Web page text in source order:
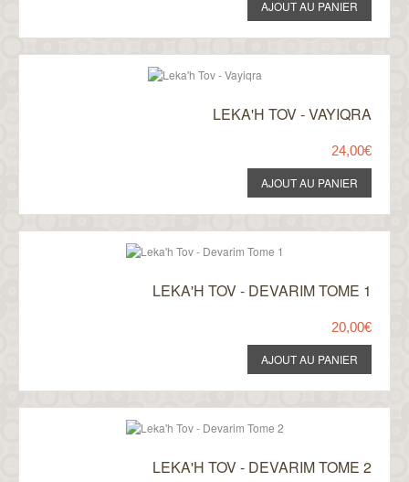
LEKA'H TOV - VAYIQRA
24,00€
LEKA'H TOV - DEVARIM TOME 1
20,00€
LEKA'H TOV - DEVARIM TOME 2